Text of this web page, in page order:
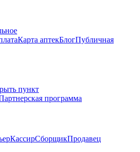
Карта аптекБлогПубличная
пункт
программа
КассирСборщикПродавец